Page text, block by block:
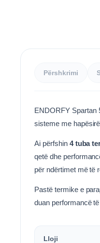
Përshkrimi
ENDORFY Spartan
sisteme me
Ai përfshin 4 tuba
qetë dhe
për ndërtimet më të
Pastë termike e
duan performancë
Lloji